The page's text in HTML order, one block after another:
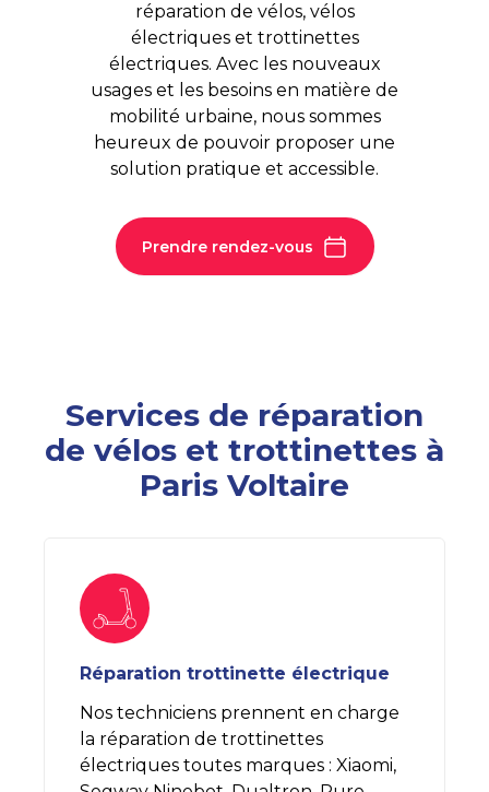
réparation de vélos, vélos
électriques et trottinettes
électriques. Avec les nouveaux
usages et les besoins en matière de
mobilité urbaine, nous sommes
heureux de pouvoir proposer une
solution pratique et accessible.
Prendre rendez-vous
Services de réparation
de vélos et trottinettes à
Paris Voltaire
Réparation trottinette électrique
Nos techniciens prennent en charge
la réparation de trottinettes
électriques toutes marques : Xiaomi,